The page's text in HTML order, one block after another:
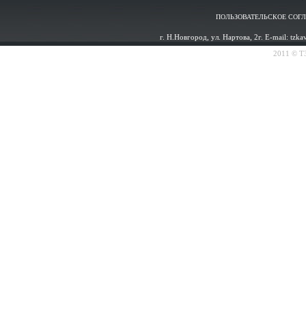
ПОЛЬЗОВАТЕЛЬСКОЕ
г. Н.Новгород, ул. Нартова, 2г. E-mail:
2011 ©